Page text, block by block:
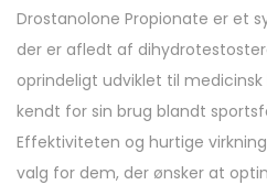
Drostanolone Propionate er et
der er afledt af
oprindeligt udviklet til
kendt for sin brug blandt
Effektiviteten og hurtige
valg for dem, der ønsker at